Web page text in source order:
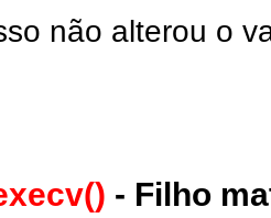
não alterou o
- Filho